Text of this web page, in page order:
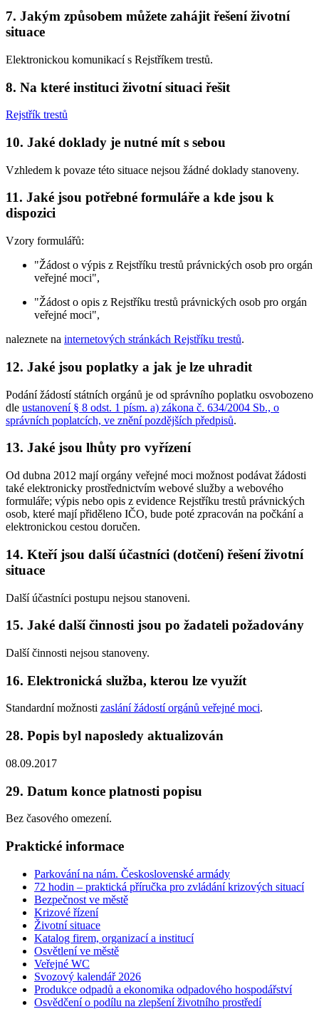
7. Jakým způsobem můžete zahájit řešení životní
situace
Elektronickou komunikací s Rejstříkem trestů.
8. Na které instituci životní situaci řešit
Rejstřík trestů
10. Jaké doklady je nutné mít s sebou
Vzhledem k povaze této situace nejsou žádné doklady stanoveny.
11. Jaké jsou potřebné formuláře a kde jsou k
dispozici
Vzory formulářů:
"Žádost o výpis z Rejstříku trestů právnických osob pro orgán
veřejné moci",
"Žádost o opis z Rejstříku trestů právnických osob pro orgán
veřejné moci",
naleznete na internetových stránkách Rejstříku trestů.
12. Jaké jsou poplatky a jak je lze uhradit
Podání žádostí státních orgánů je od správního poplatku osvobozeno
dle ustanovení § 8 odst. 1 písm. a) zákona č. 634/2004 Sb., o
správních poplatcích, ve znění pozdějších předpisů.
13. Jaké jsou lhůty pro vyřízení
Od dubna 2012 mají orgány veřejné moci možnost podávat žádosti
také elektronicky prostřednictvím webové služby a webového
formuláře; výpis nebo opis z evidence Rejstříku trestů právnických
osob, které mají přiděleno IČO, bude poté zpracován na počkání a
elektronickou cestou doručen.
14. Kteří jsou další účastníci (dotčení) řešení životní
situace
Další účastníci postupu nejsou stanoveni.
15. Jaké další činnosti jsou po žadateli požadovány
Další činnosti nejsou stanoveny.
16. Elektronická služba, kterou lze využít
Standardní možnosti zaslání žádostí orgánů veřejné moci.
28. Popis byl naposledy aktualizován
08.09.2017
29. Datum konce platnosti popisu
Bez časového omezení.
Praktické informace
Parkování na nám. Československé armády
72 hodin – praktická příručka pro zvládání krizových situací
Bezpečnost ve městě
Krizové řízení
Životní situace
Katalog firem, organizací a institucí
Osvětlení ve městě
Veřejné WC
Svozový kalendář 2026
Produkce odpadů a ekonomika odpadového hospodářství
Osvědčení o podílu na zlepšení životního prostředí